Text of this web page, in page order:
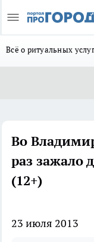
Всё о ритуальных
Во
раз зажало
(12+)
23 июля 2013